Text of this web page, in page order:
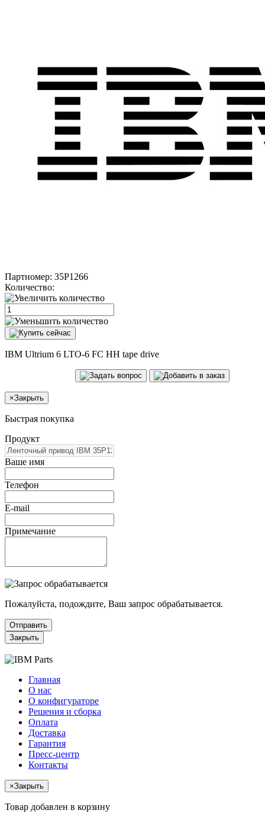
Партномер: 35P1266
Количество:
IBM Ultrium 6 LTO-6 FC HH tape drive
×Закрыть
Быстрая покупка
Продукт
Ваше имя
Телефон
E-mail
Примечание
Пожалуйста, подождите, Ваш запрос обрабатывается.
Отправить
Закрыть
Главная
О нас
О конфигураторе
Решения и сборка
Оплата
Доставка
Гарантия
Пресс-центр
Контакты
×Закрыть
Товар добавлен в корзину